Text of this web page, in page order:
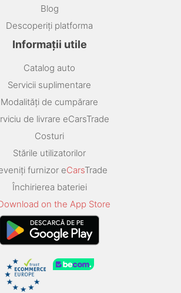
Blog
Descoperiți platforma
Informații utile
Catalog auto
Servicii suplimentare
Modalități de cumpărare
de livrare eCarsTrade
Costuri
Stările utilizatorilor
furnizor eCarsTrade
Închirierea bateriei